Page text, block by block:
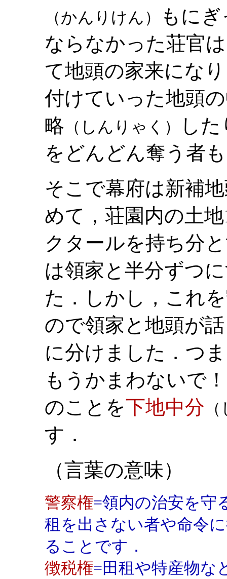
（かんりけん）
もに
ならなかった荘官
て地頭の家来にな
付けていった地頭
略 （しんりゃく）
し
をどんどん奪う者
そこで幕府は新補
めて，荘園内の土
クタールを持ち分
は領家と半分ずつ
た．しかし，これ
ので領家と地頭が
に分けました．つ
もうかまわないで
のことを下地中分
す．
（言葉の意味）
警察権=領内の治安を守
租を出さない者や命令
ることです．
徴税権=田租や特産物な